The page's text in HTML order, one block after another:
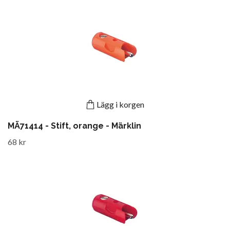
Lägg i korgen
MÄ71414 - Stift, orange - Märklin
68 kr